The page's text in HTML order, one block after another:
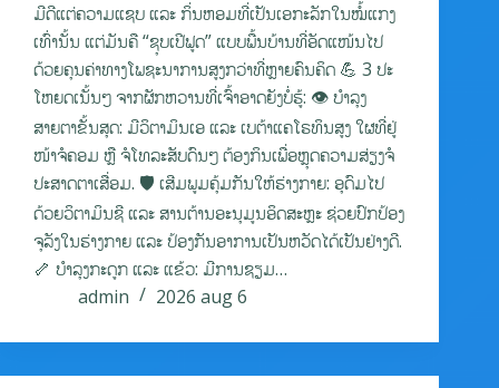
ມີດີແຕ່ຄວາມແຊບ ແລະ ກິ່ນຫອມທີ່ເປັນເອກະລັກໃນໝໍ້ແກງ
ເທົ່ານັ້ນ ແຕ່ມັນຄື “ຊຸບເປີຟູດ” ແບບພື້ນບ້ານທີ່ອັດແໜ້ນໄປ
ດ້ວຍຄຸນຄ່າທາງໂພຊະນາການສູງກວ່າທີ່ຫຼາຍຄົນຄິດ 💪 3 ປະ
ໂຫຍດເນັ້ນໆ ຈາກຜັກຫວານທີ່ເຈົ້າອາດຍັງບໍ່ຮູ້: 👁️ ບຳລຸງ
ສາຍຕາຂັ້ນສຸດ: ມີວິຕາມິນເອ ແລະ ເບຕ້າແຄໂຣທິນສູງ ໃຜທີ່ຢູ່
ໜ້າຈໍຄອມ ຫຼື ຈໍໂທລະສັບດົນໆ ຕ້ອງກິນເພື່ອຫຼຸດຄວາມສ່ຽງຈໍ
ປະສາດຕາເສື່ອມ. 🛡️ ເສີມພູມຄຸ້ມກັນໃຫ້ຮ່າງກາຍ: ອຸດົມໄປ
ດ້ວຍວິຕາມິນຊີ ແລະ ສານຕ້ານອະນຸມູນອິດສະຫຼະ ຊ່ວຍປົກປ້ອງ
ຈຸລັງໃນຮ່າງກາຍ ແລະ ປ້ອງກັນອາການເປັນຫວັດໄດ້ເປັນຢ່າງດີ.
🦴 ບຳລຸງກະດູກ ແລະ ແຂ້ວ: ມີການຊຽມ…
admin
2026 aug 6